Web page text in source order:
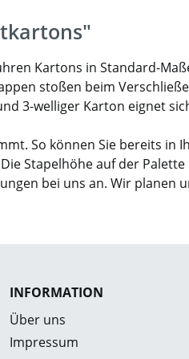
Kartons in Standard-
stoßen beim
3-welliger Karton eignet
So können Sie bereits
Stapelhöhe auf der
bei uns an. Wir
INFORMATION
Über uns
Impressum